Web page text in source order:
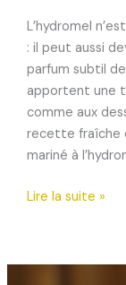
L’hydromel
: il peut aussi
parfum subtil
apportent une
comme aux
recette fraîche
mariné à
Carpaccio
mariné
Lire la suite »